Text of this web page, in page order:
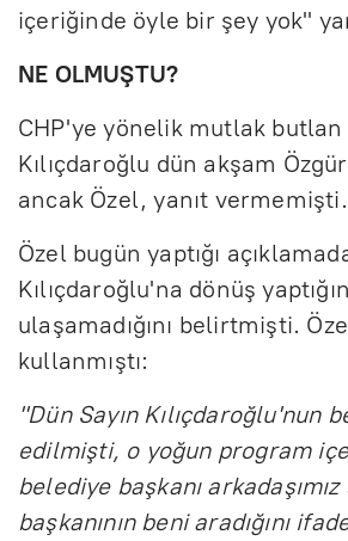
içeriğinde öyle bir şey yok"
NE OLMUŞTU?
CHP'ye yönelik mutlak butlan
Kılıçdaroğlu dün akşam
ancak Özel, yanıt vermemişti.
Özel bugün yaptığı
Kılıçdaroğlu'na dönüş
ulaşamadığını belirtmişti.
kullanmıştı:
"Dün Sayın Kılıçdaroğlu'nun
edilmişti, o yoğun program
belediye başkanı
başkanının beni aradığını